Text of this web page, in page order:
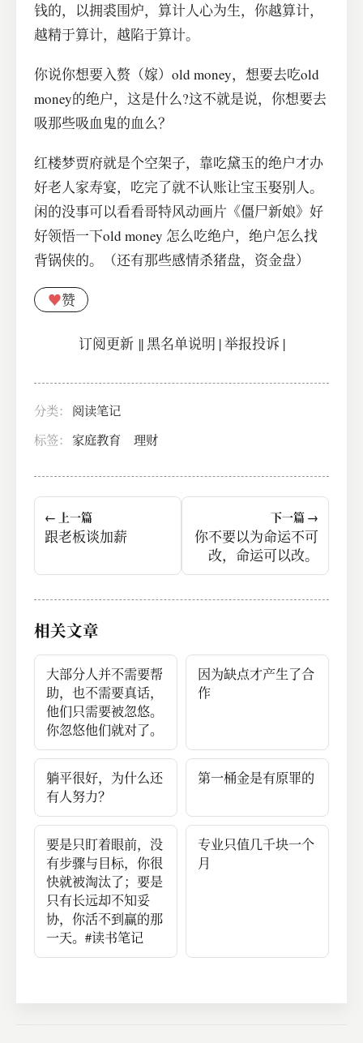
钱的，以拥裘围炉，算计人心为生，你越算计，
越精于算计，越陷于算计。
你说你想要入赘（嫁）old money，想要去吃old
money的绝户，这是什么?这不就是说，你想要去
吸那些吸血鬼的血么？
红楼梦贾府就是个空架子，靠吃黛玉的绝户才办
好老人家寿宴，吃完了就不认账让宝玉娶别人。
闲的没事可以看看哥特风动画片《僵尸新娘》好
好领悟一下old money 怎么吃绝户，绝户怎么找
背锅侠的。（还有那些感情杀猪盘，资金盘）
♥赞
订阅更新||黑名单说明 |举报投诉 |
分类：
阅读笔记
标签： 家庭教育 理财
← 上一篇
跟老板谈加薪
下一篇 →
你不要以为命运不可
改，命运可以改。
相关文章
大部分人并不需要帮
助，也不需要真话，
他们只需要被忽悠。
你忽悠他们就对了。
因为缺点才产生了合
作
躺平很好，为什么还
有人努力？
第一桶金是有原罪的
要是只盯着眼前，没
有步骤与目标，你很
快就被淘汰了；要是
只有长远却不知妥
协，你活不到赢的那
一天。#读书笔记
专业只值几千块一个
月